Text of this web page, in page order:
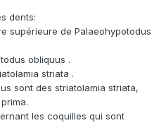
dents:
supérieure de Palaeohypotodus
obliquus .
striata .
sont des striatolamia striata,
les coquilles qui sont